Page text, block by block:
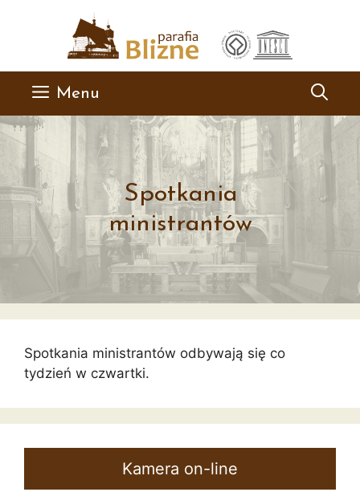
Menu
Spotkania
ministrantów
Spotkania ministrantów odbywają się co
tydzień w czwartki.
Kamera on-line